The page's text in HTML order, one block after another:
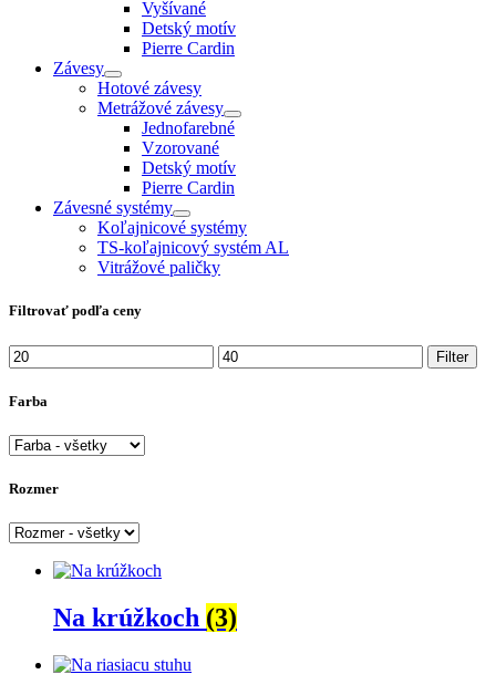
Vyšívané
Detský motív
Pierre Cardin
Závesy
Hotové závesy
Metrážové závesy
Jednofarebné
Vzorované
Detský motív
Pierre Cardin
Závesné systémy
Koľajnicové systémy
TS-koľajnicový systém AL
Vitrážové paličky
Filtrovať podľa ceny
Minimálna
cena
Maximálna
cena
Filter
Farba
Rozmer
Na krúžkoch (3)